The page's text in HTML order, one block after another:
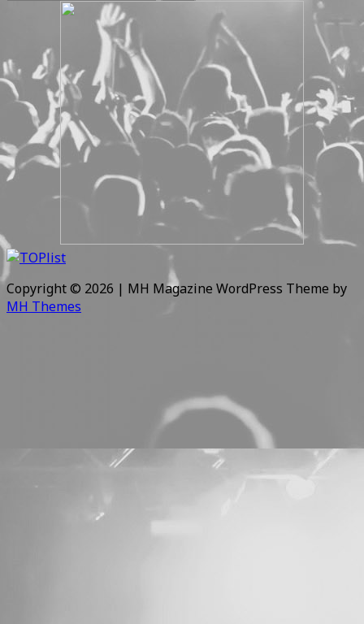
Copyright © 2026 | MH Magazine WordPress Theme by
MH Themes